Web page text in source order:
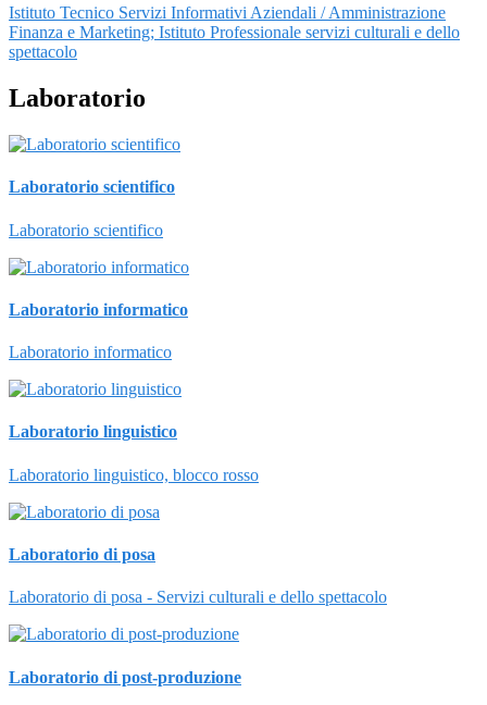
Istituto Tecnico Servizi Informativi Aziendali / Amministrazione
Finanza e Marketing; Istituto Professionale servizi culturali e dello
spettacolo
Laboratorio
Laboratorio scientifico
Laboratorio scientifico
Laboratorio informatico
Laboratorio informatico
Laboratorio linguistico
Laboratorio linguistico, blocco rosso
Laboratorio di posa
Laboratorio di posa - Servizi culturali e dello spettacolo
Laboratorio di post-produzione